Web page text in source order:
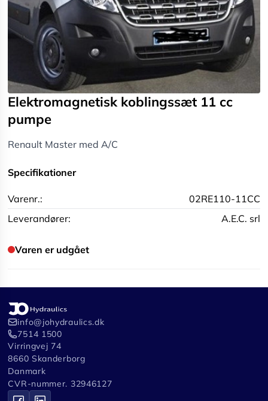
Elektromagnetisk koblingssæt 11 cc
pumpe
Renault Master med A/C
Specifikationer
Varenr.:
02RE110-11CC
Leverandører:
A.E.C. srl
Varen er udgået
info@johydraulics.dk
7514 1500
Virringvej 74
8660 Skanderborg
Danmark
CVR-nummer. 32946127